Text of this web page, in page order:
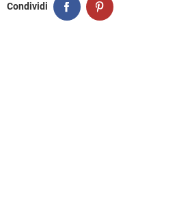
Condividi